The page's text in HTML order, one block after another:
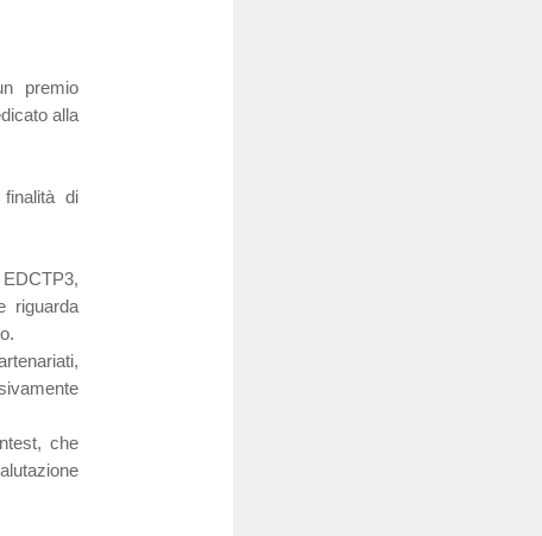
premio
alla
di
riguarda
che